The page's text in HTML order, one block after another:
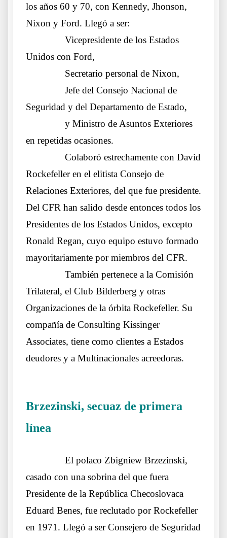
los años 60 y 70, con Kennedy, Jhonson,
Nixon y Ford. Llegó a ser:
Vicepresidente de los Estados
Unidos con Ford,
Secretario personal de Nixon,
Jefe del Consejo Nacional de
Seguridad y del Departamento de Estado,
y Ministro de Asuntos Exteriores
en repetidas ocasiones.
Colaboró estrechamente con David
Rockefeller en el elitista Consejo de
Relaciones Exteriores, del que fue presidente.
Del CFR han salido desde entonces todos los
Presidentes de los Estados Unidos, excepto
Ronald Regan, cuyo equipo estuvo formado
mayoritariamente por miembros del CFR.
También pertenece a la Comisión
Trilateral, el Club Bilderberg y otras
Organizaciones de la órbita Rockefeller. Su
compañía de Consulting Kissinger
Associates, tiene como clientes a Estados
deudores y a Multinacionales acreedoras.
Brzezinski, secuaz de primera
línea
El polaco Zbigniew Brzezinski,
casado con una sobrina del que fuera
Presidente de la República Checoslovaca
Eduard Benes, fue reclutado por Rockefeller
en 1971. Llegó a ser Consejero de Seguridad